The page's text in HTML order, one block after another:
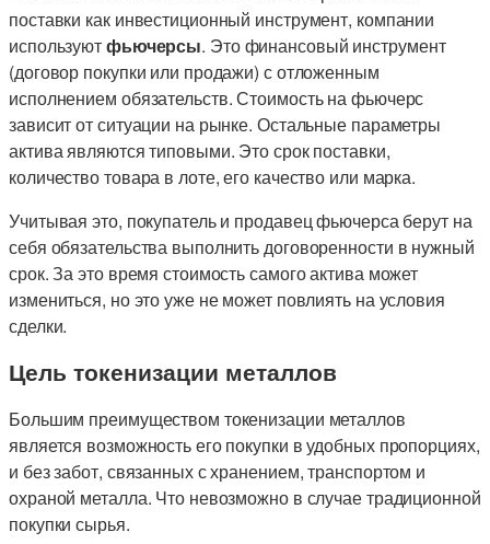
поставки как инвестиционный инструмент, компании
используютфьючерсы. Это финансовый инструмент
(договор покупки или продажи) с отложенным
исполнением обязательств. Стоимость на фьючерс
зависит от ситуации на рынке. Остальные параметры
актива являются типовыми. Это срок поставки,
количество товара в лоте, его качество или марка.
Учитывая это, покупатель и продавец фьючерса берут на
себя обязательства выполнить договоренности в нужный
срок. За это время стоимость самого актива может
измениться, но это уже не может повлиять на условия
сделки.
Цель токенизации металлов
Большим преимуществом токенизации металлов
является возможность его покупки в удобных пропорциях,
и без забот, связанных с хранением, транспортом и
охраной металла. Что невозможно в случае традиционной
покупки сырья.